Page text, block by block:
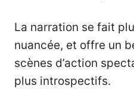
La narration se fait
nuancée, et offre un
scènes d’action
plus introspectifs.